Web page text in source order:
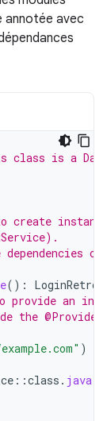
annotée avec
class is a
create
():
to provide an
the
)
::class . java